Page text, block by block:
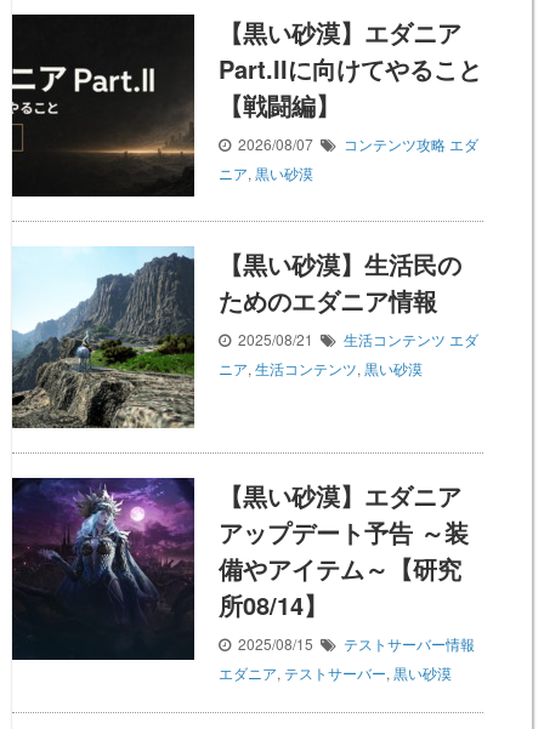
【黒い砂漠】エダニア
Part.IIに向けてやること
【戦闘編】
2026/08/07 コンテンツ攻略 エダ
ニア, 黒い砂漠
【黒い砂漠】生活民の
ためのエダニア情報
2025/08/21 生活コンテンツ エダ
ニア, 生活コンテンツ, 黒い砂漠
【黒い砂漠】エダニア
アップデート予告 ～装
備やアイテム～【研究
所08/14】
2025/08/15
テストサーバー情報
エダニア, テストサーバー, 黒い砂漠